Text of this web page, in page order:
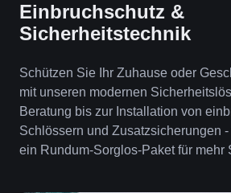
Einbruchschutz &
Sicherheitstechnik
Schützen Sie Ihr Zuhause oder
mit unseren modernen
Beratung bis zur Installation von
Schlössern und Zusatzsicherungen
ein Rundum-Sorglos-Paket für mehr